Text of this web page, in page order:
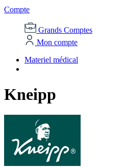
Compte
Grands Comptes
Mon compte
Materiel médical
Kneipp